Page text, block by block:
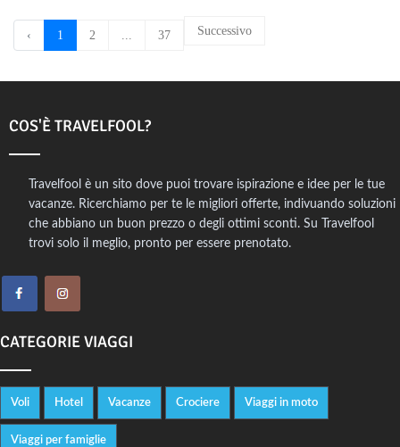
‹ 1 2 ... 37 Successivo
COS'È TRAVELFOOL?
Travelfool è un sito dove puoi trovare ispirazione e idee per le tue
vacanze. Ricerchiamo per te le migliori offerte, indivuando soluzioni
che abbiano un buon prezzo o degli ottimi sconti. Su Travelfool
trovi solo il meglio, pronto per essere prenotato.
CATEGORIE VIAGGI
Voli Hotel Vacanze Crociere Viaggi in moto
Viaggi per famiglie